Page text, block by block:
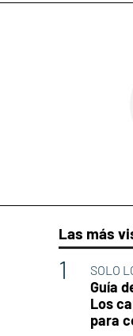
Las más
SOLO
Guía
Los
para